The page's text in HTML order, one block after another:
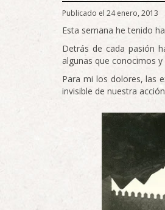
Publicado el 24 enero, 2013
Esta semana he tenido
Detrás de cada pasión
algunas que conocimos
Para mi los dolores, las
invisible de nuestra